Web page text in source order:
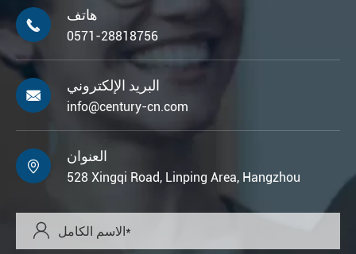

هاتف
0571-28818756

البريد الإلكتروني
info@century-cn.com

العنوان
528 Xingqi Road, Linping Area, Hangzhou
